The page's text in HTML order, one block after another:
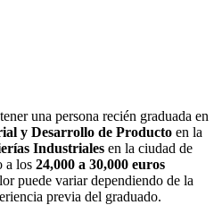
una persona recién graduada en
y Desarrollo de Producto en la
Industriales en la ciudad de
a los 24,000 a 30,000 euros
puede variar dependiendo de la
previa del graduado.